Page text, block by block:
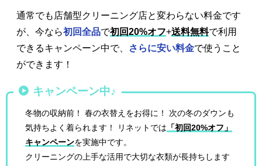
通常でも店舗型クリーニング店と変わらない料金です
が、今なら初回全品で初回20%オフ+送料無料で利用
できるキャンペーン中で、
さらに安い料金で使うこと
ができます！
キャンペーン中♪
冬物の収納前！ 春の衣替えをお得に！ 次の冬のダウンも
気持ちよく着られます！ リネットでは 「初回20%オフ」
キャンペーンを実施中です。
クリーニングの上手な活用で大切な衣類が長持ちします